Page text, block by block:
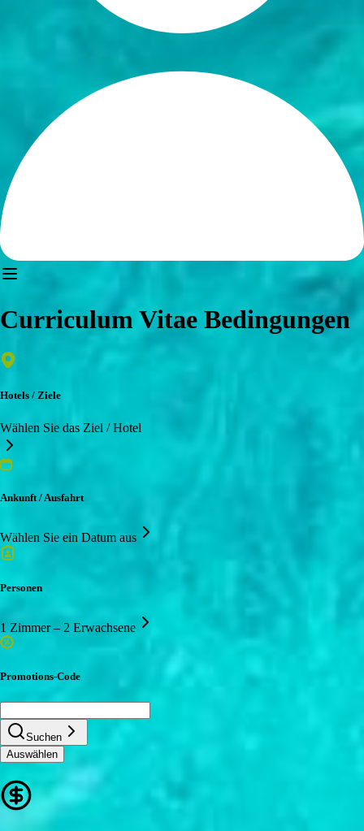
Curriculum Vitae Bedingungen
Hotels / Ziele
Wählen Sie das Ziel / Hotel
Ankunft / Ausfahrt
Wählen Sie ein Datum aus
Personen
1 Zimmer – 2 Erwachsene
Promotions-Code
Suchen
Auswählen